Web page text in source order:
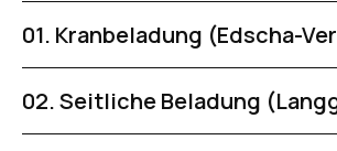
01. Kranbeladung (Edscha-
02. Seitliche Beladung